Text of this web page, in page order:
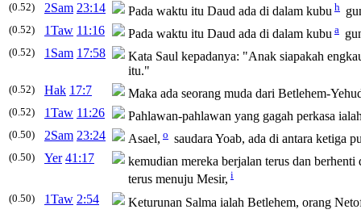
(0.52) 2Sam 23:14 Pada waktu itu Daud ada di dalam kubu h
(0.52) 1Taw 11:16 Pada waktu itu Daud ada di dalam kubu a
(0.52) 1Sam 17:58
Kata Saul kepadanya: "Anak siapakah
itu."
(0.52) Hak 17:7 Maka ada seorang muda dari Betlehem-
(0.52) 1Taw 11:26 Pahlawan-pahlawan yang gagah perkasa
(0.50) 2Sam 23:24 Asael, o saudara Yoab, ada di antara ketiga
(0.50) Yer 41:17
kemudian mereka berjalan terus dan
terus menuju Mesir, i
(0.50)
1Taw 2:54 Keturunan Salma ialah Betlehem, orang